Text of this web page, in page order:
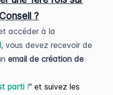
?
accéder à la
, vous devez recevoir de
email de création de
parti !" et suivez les